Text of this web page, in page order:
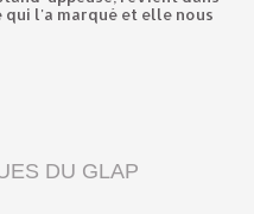
l'a marqué et elle nous
DU GLAP